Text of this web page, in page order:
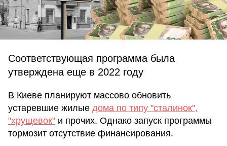
Соответствующая программа была
утверждена еще в 2022 году
В Киеве планируют массово обновить
устаревшие жилые дома по типу "сталинок",
"хрущевок" и прочих. Однако запуск программы
тормозит отсутствие финансирования.